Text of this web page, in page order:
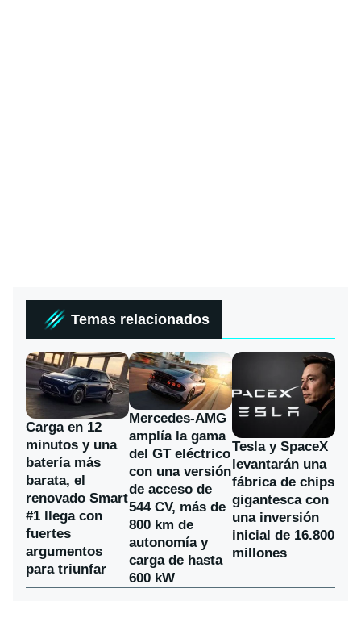
Temas relacionados
Carga en 12
minutos y una
batería más
barata, el
renovado Smart
#1 llega con
fuertes
argumentos
para triunfar
Mercedes-AMG
amplía la gama
del GT eléctrico
con una versión
de acceso de
544 CV, más de
800 km de
autonomía y
carga de hasta
600 kW
Tesla y SpaceX
levantarán una
fábrica de chips
gigantesca con
una inversión
inicial de 16.800
millones